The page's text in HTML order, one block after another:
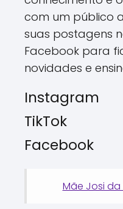
com um público
suas postagens
Facebook para
novidades e
Instagram
TikTok
Facebook
Mãe Josi